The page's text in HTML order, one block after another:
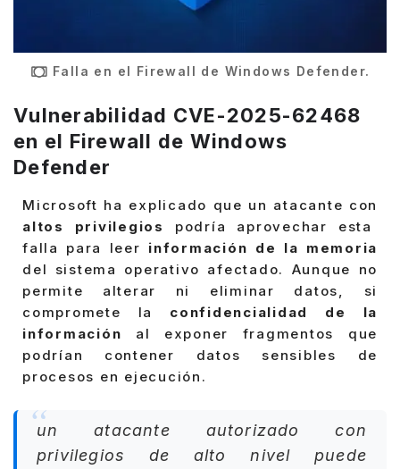
Falla en el Firewall de Windows Defender.
Vulnerabilidad CVE-2025-62468
en el Firewall de Windows
Defender
Microsoft ha explicado que un atacante con
altos privilegios podría aprovechar esta
falla para leer información de la memoria
del sistema operativo afectado. Aunque no
permite alterar ni eliminar datos, si
compromete la confidencialidad de la
información al exponer fragmentos que
podrían contener datos sensibles de
procesos en ejecución.
un atacante autorizado con
privilegios de alto nivel puede